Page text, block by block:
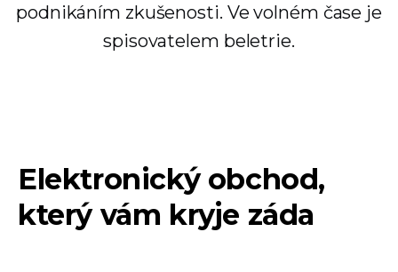
podnikáním zkušenosti. Ve volném čase je
spisovatelem beletrie.
Elektronický obchod,
který vám kryje záda